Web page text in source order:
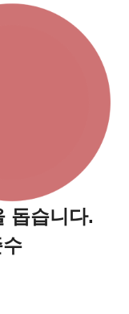
돕습니다.